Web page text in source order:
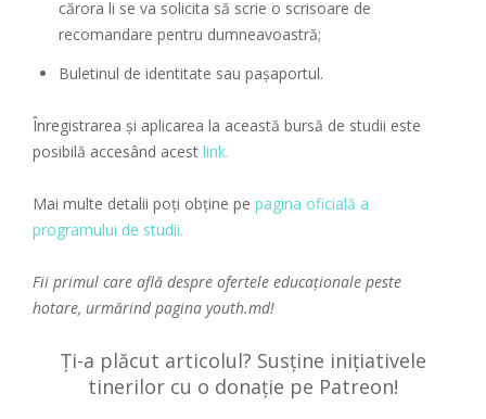
cărora li se va solicita să scrie o scrisoare de
recomandare pentru dumneavoastră;
Buletinul de identitate sau pașaportul.
Înregistrarea și aplicarea la această bursă de studii este
posibilă accesând acest link.
Mai multe detalii poți obține pe pagina oficială a
programului de studii.
Fii primul care află despre ofertele educaționale peste
hotare, urmărind pagina youth.md!
Ți-a plăcut articolul? Susține inițiativele
tinerilor cu o donație pe Patreon!